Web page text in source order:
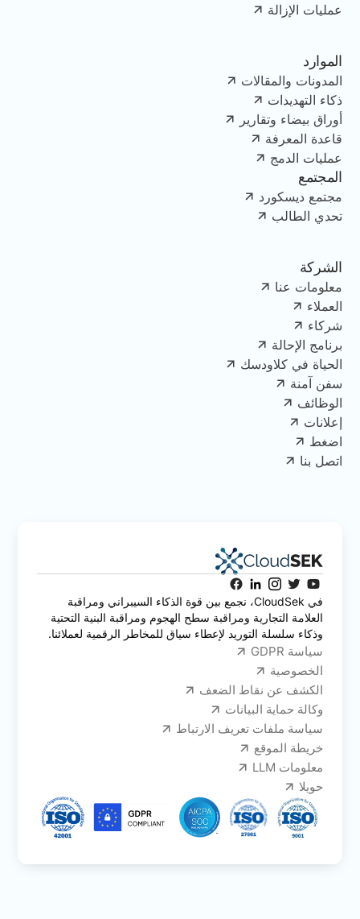
عمليات الإزالة
الموارد
المدونات والمقالات
ذكاء التهديدات
أوراق بيضاء وتقارير
قاعدة المعرفة
عمليات الدمج
المجتمع
مجتمع ديسكورد
تحدي الطالب
الشركة
معلومات عنا
العملاء
شركاء
برنامج الإحالة
الحياة في كلاودسك
سفن آمنة
الوظائف
إعلانات
اضغط
اتصل بنا
في CloudSek، نجمع بين قوة الذكاء السيبراني ومراقبة
العلامة التجارية ومراقبة سطح الهجوم ومراقبة البنية التحتية
وذكاء سلسلة التوريد لإعطاء سياق للمخاطر الرقمية لعملائنا.
سياسة GDPR
الخصوصية
الكشف عن نقاط الضعف
وكالة حماية البيانات
سياسة ملفات تعريف الارتباط
خريطة الموقع
معلومات LLM
حويلا